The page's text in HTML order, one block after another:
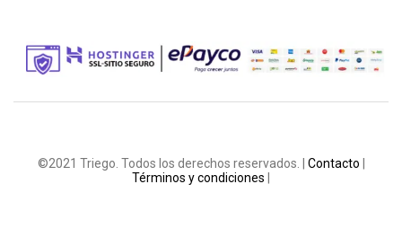
©2021 Triego. Todos los derechos reservados. | Contacto
Términos y condiciones